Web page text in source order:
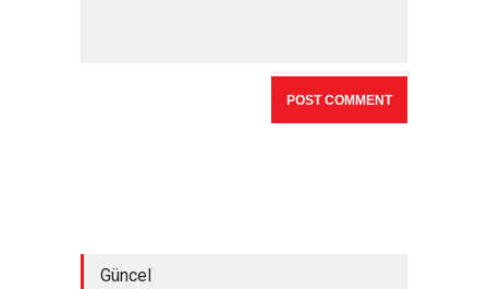
Güncel